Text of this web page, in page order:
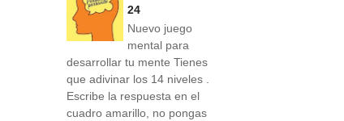
24
Nuevo juego
mental para
desarrollar tu mente Tienes
que adivinar los 14 niveles .
Escribe la respuesta en el
cuadro amarillo, no pongas